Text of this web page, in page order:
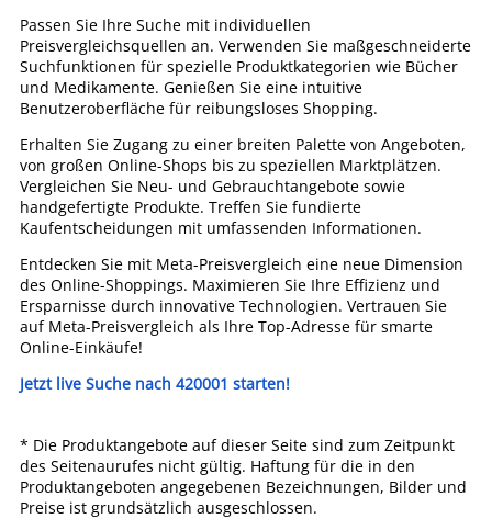
Passen Sie Ihre Suche mit individuellen
Preisvergleichsquellen an. Verwenden Sie maßgeschneiderte
Suchfunktionen für spezielle Produktkategorien wie Bücher
und Medikamente. Genießen Sie eine intuitive
Benutzeroberfläche für reibungsloses Shopping.
Erhalten Sie Zugang zu einer breiten Palette von Angeboten,
von großen Online-Shops bis zu speziellen Marktplätzen.
Vergleichen Sie Neu- und Gebrauchtangebote sowie
handgefertigte Produkte. Treffen Sie fundierte
Kaufentscheidungen mit umfassenden Informationen.
Entdecken Sie mit Meta-Preisvergleich eine neue Dimension
des Online-Shoppings. Maximieren Sie Ihre Effizienz und
Ersparnisse durch innovative Technologien. Vertrauen Sie
auf Meta-Preisvergleich als Ihre Top-Adresse für smarte
Online-Einkäufe!
Jetzt live Suche nach 420001 starten!
* Die Produktangebote auf dieser Seite sind zum Zeitpunkt
des Seitenaurufes nicht gültig. Haftung für die in den
Produktangeboten angegebenen Bezeichnungen, Bilder und
Preise ist grundsätzlich ausgeschlossen.